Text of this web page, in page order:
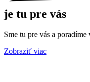
je tu pre vás
Sme tu pre vás a
Zobraziť viac